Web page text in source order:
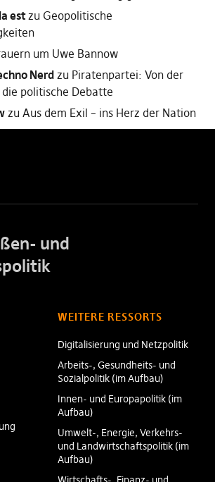
estzu Geopolitische
um Uwe Bannow
Nerdzu Piratenpartei: Von der
politische Debatte
zu Aus dem Exil – ins Herz der Nation
und
WEITERE RESSORTS
Digitalisierung und Netzpolitik
Arbeits-, Gesundheits- und
Sozialpolitik (im Aufbau)
Innen- und Europapolitik (im
Aufbau)
Umwelt-, Energie, Verkehrs-
und Landwirtschaftspolitik (im
Aufbau)